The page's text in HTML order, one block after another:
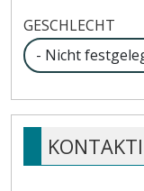
GESCHLECHT